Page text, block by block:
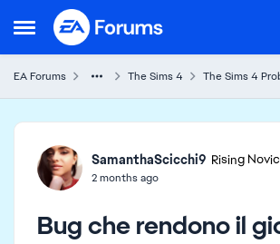
Open Side Menu
Skip to content
EA Forums The Sims 4 The Sims 4
Forum Discussion
SamanthaScicchi9 Rising
2 months ago
Bug che rendono il